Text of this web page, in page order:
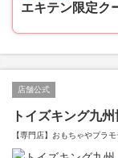
エキテン限定ク
店舗公式
トイズキング九
【専門店】おもちゃやプラ